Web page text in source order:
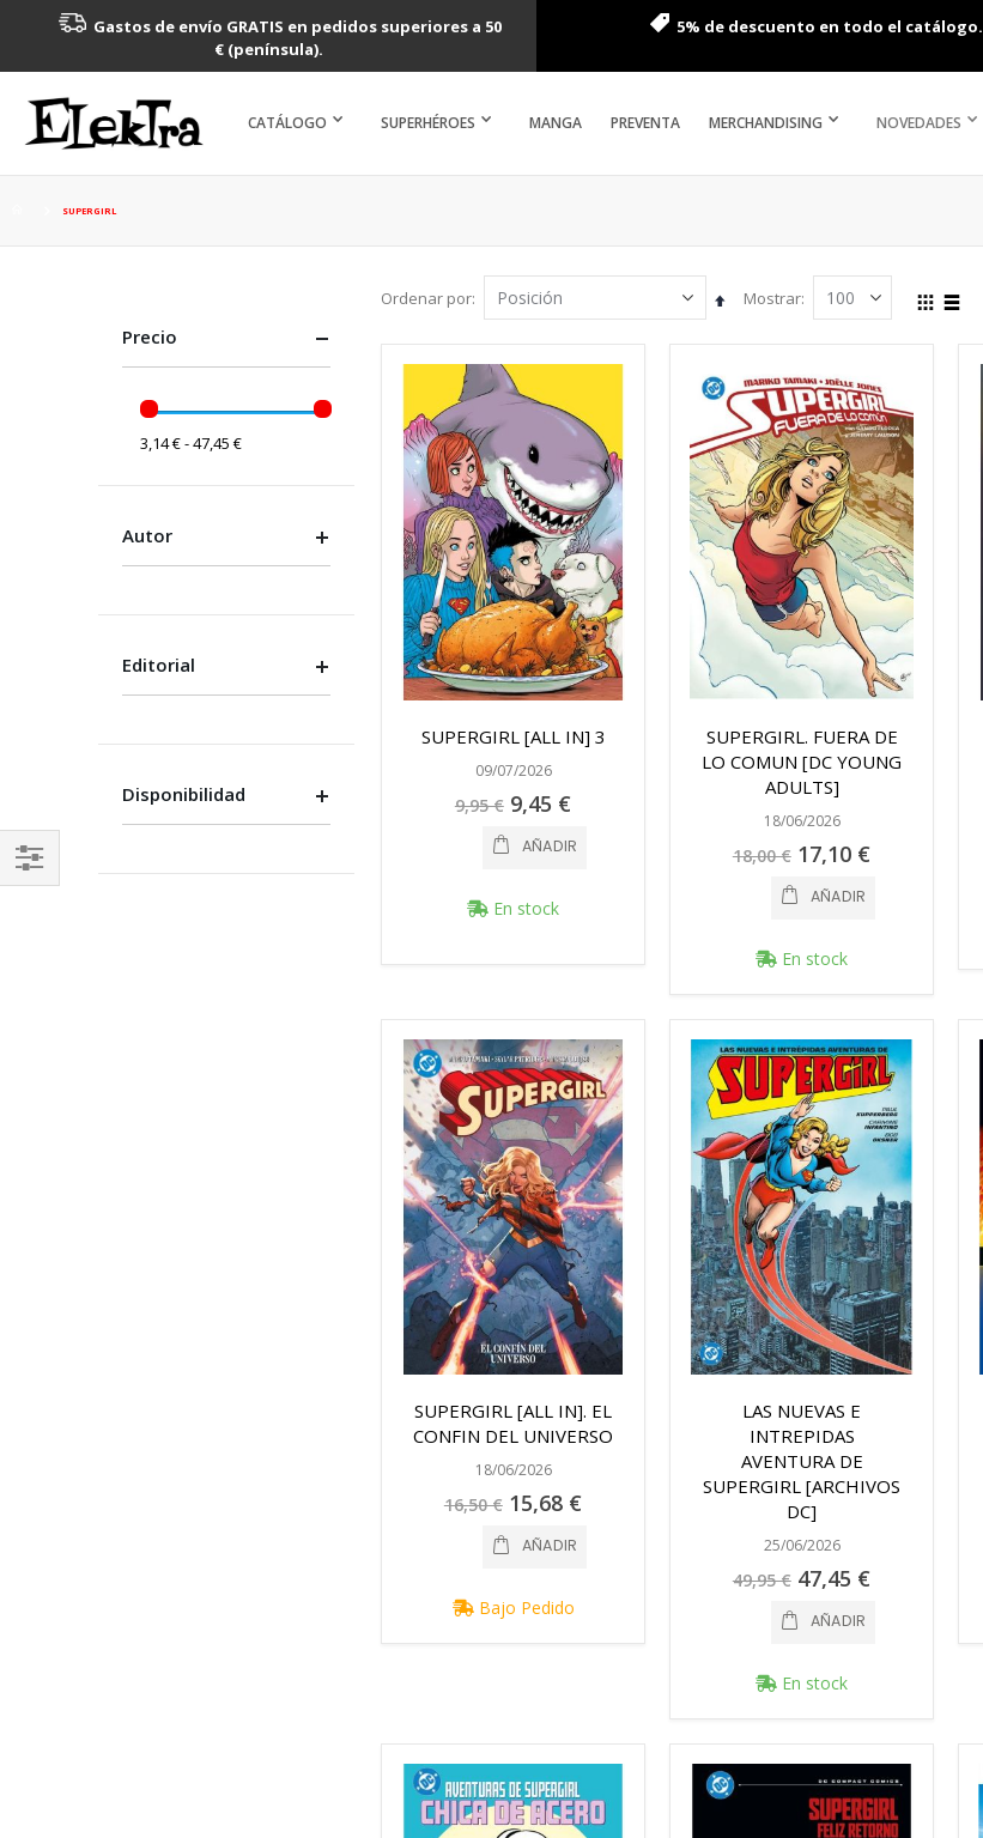
Gastos de envío GRATIS en pedidos superiores a 50
€ (península).
5% de descuento en todo el catálogo.
CATÁLOGO SUPERHÉROES MANGA PREVENTA MERCHANDISING NOVEDADES
SUPERGIRL
Ordenar por
Fijar
Descendente
Mostrar
Ver
SUPERGIRL [ALL IN] 3
09/07/2026
9,95 € Precio
especial
9,45 €
AÑADIR
En stock
SUPERGIRL. FUERA DE
LO COMUN [DC YOUNG
ADULTS]
18/06/2026
18,00 € Precio
especial
17,10 €
AÑADIR
En stock
SUPERGIRL [ALL IN]. EL
CONFIN DEL UNIVERSO
18/06/2026
16,50 € Precio
especial
15,68 €
AÑADIR
Bajo Pedido
LAS NUEVAS E
INTREPIDAS
AVENTURA DE
SUPERGIRL [ARCHIVOS
DC]
25/06/2026
49,95 € Precio
especial
47,45 €
AÑADIR
En stock
FILTRAR
Precio
3,14 € - 47,45 €
Autor
Editorial
Disponibilidad